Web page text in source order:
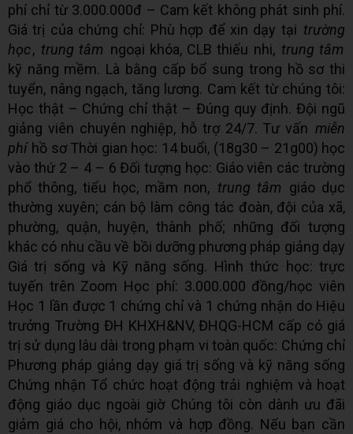
phí chỉ từ 3.000.000đ – Cam kết không phát sinh phí.
Giá trị của chứng chỉ: Phù hợp để xin dạy tại trường
học, trung tâm ngoại khóa, CLB thiếu nhi, trung tâm
kỹ năng mềm. Là bằng cấp bổ sung trong hồ sơ thi
tuyển, nâng ngạch, tăng lương. Cam kết từ chúng tôi:
Học thật – Chứng chỉ thật – Đúng quy định. Đội ngũ
giảng viên chuyên nghiệp, hỗ trợ 24/7. Tư vấn miễn
phí hồ sơ Thời gian học: 14 buổi, (18g30 – 21g00) học
vào thứ 2 – 4 – 6 Đối tượng học: Giáo viên các trường
phổ thông, tiểu học, mầm non, trung tâm giáo dục
thường xuyên; cán bộ làm công tác đoàn, đội của xã,
phường, quận, huyện, thành phố; những đối tượng
khác có nhu cầu về bồi dưỡng phương pháp giảng dạy
Giá trị sống và Kỹ năng sống. Hình thức học: trực
tuyến trên Zoom Học phí: 3.000.000 đồng/học viên
Học 1 lần được 1 chứng chỉ và 1 chứng nhận do Hiệu
trưởng Trường ĐH KHXH&NV, ĐHQG-HCM cấp có giá
trị sử dụng lâu dài trong phạm vi toàn quốc: Chứng chỉ
Phương pháp giảng dạy giá trị sống và kỹ năng sống
Chứng nhận Tổ chức hoạt động trải nghiệm và hoạt
động giáo dục ngoài giờ Chúng tôi còn dành ưu đãi
giảm giá cho hội, nhóm và hợp đồng. Nếu bạn cần